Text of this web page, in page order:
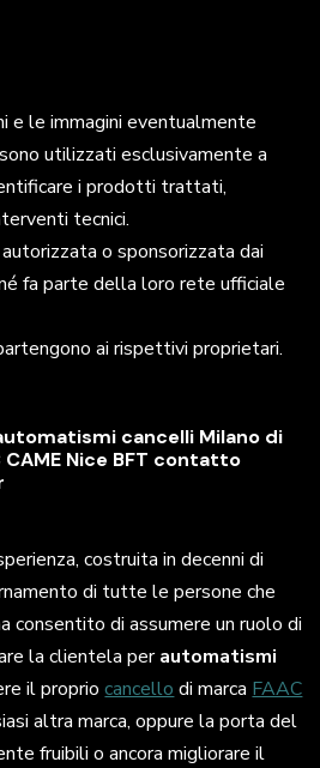
e le immagini eventualmente
utilizzati esclusivamente a
i prodotti trattati,
tecnici.
o sponsorizzata dai
fa parte della loro rete ufficiale
ai rispettivi proprietari.
cancelli Milano di
CAME Nice BFT contatto
costruita in decenni di
di tutte le persone che
consentito di assumere un ruolo di
la clientela perautomatismi
il propriocancello di marca FAAC
altra marca, oppure la porta del
fruibili o ancora migliorare il